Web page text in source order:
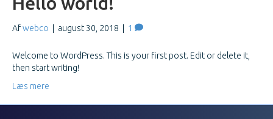
Afwebco august 30, 2018 1
Welcome to WordPress. This is your first post. Edit or delete it,
then start writing!
Læs mere